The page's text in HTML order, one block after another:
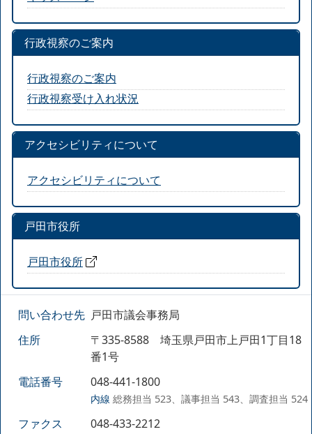
行政視察のご案内
行政視察のご案内
行政視察受け入れ状況
アクセシビリティについて
アクセシビリティについて
戸田市役所
戸田市役所
問い合わせ先 戸田市議会事務局
住所
〒335-8588 埼玉県戸田市上戸田1丁目18
番1号
電話番号
048-441-1800
内線 総務担当 523、議事担当 543、調査担当 524
ファクス 048-433-2212